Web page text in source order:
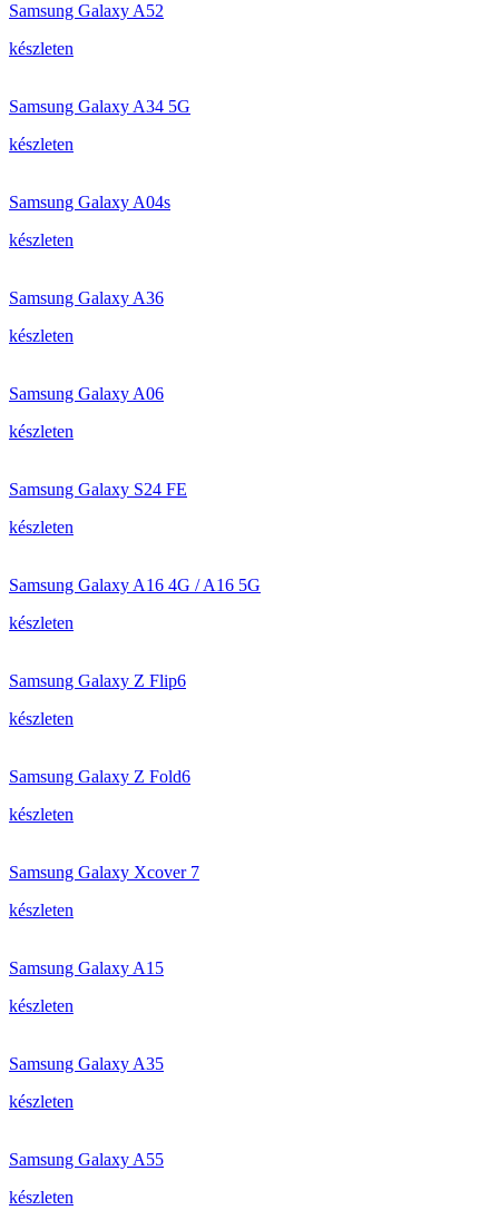
Samsung Galaxy A52
készleten
Samsung Galaxy A34 5G
készleten
Samsung Galaxy A04s
készleten
Samsung Galaxy A36
készleten
Samsung Galaxy A06
készleten
Samsung Galaxy S24 FE
készleten
Samsung Galaxy A16 4G / A16 5G
készleten
Samsung Galaxy Z Flip6
készleten
Samsung Galaxy Z Fold6
készleten
Samsung Galaxy Xcover 7
készleten
Samsung Galaxy A15
készleten
Samsung Galaxy A35
készleten
Samsung Galaxy A55
készleten